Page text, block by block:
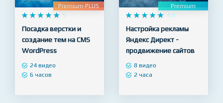
Premium-PLUS
    
     5
создание тем на CMS
WordPress
    
     4.9
Настройка рекламы
Яндекс Директ -
продвижение сайтов